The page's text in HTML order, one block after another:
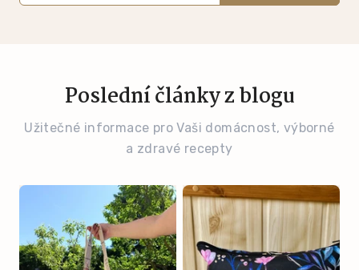
Poslední články z blogu
Užitečné informace pro Vaši domácnost, výborné
a zdravé recepty